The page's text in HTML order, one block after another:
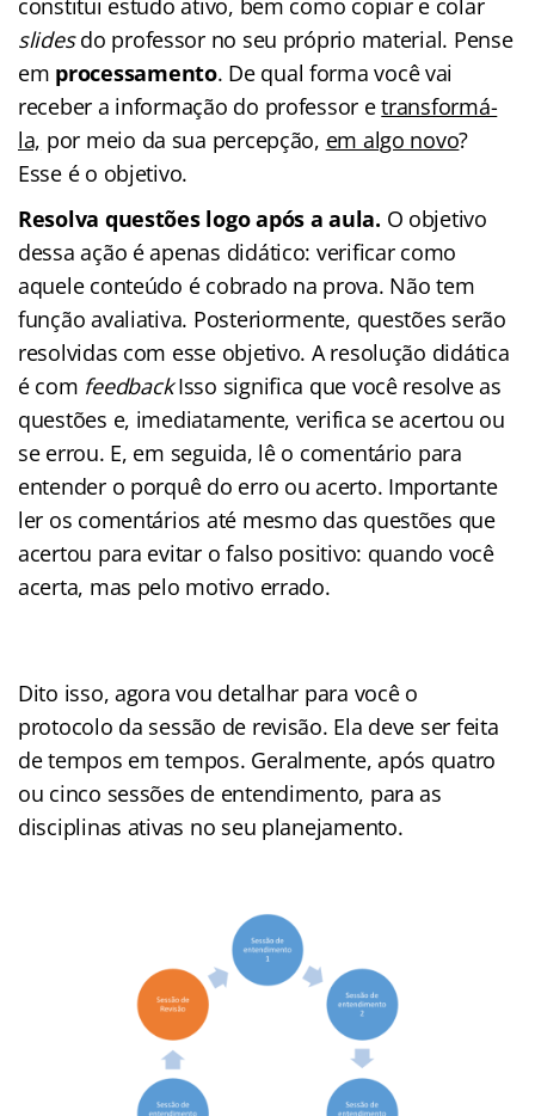
constitui estudo ativo, bem como copiar e colar
slidesdo professor no seu próprio material. Pense
em processamento. De qual forma você vai
receber a informação do professor etransformá-
la, por meio da sua percepção, em algo novo?
Esse é o objetivo.
Resolva questões logo após a aula. O objetivo
dessa ação é apenas didático: verificar como
aquele conteúdo é cobrado na prova. Não tem
função avaliativa. Posteriormente, questões serão
resolvidas com esse objetivo. A resolução didática
é com feedbackIsso significa que você resolve as
questões e, imediatamente, verifica se acertou ou
se errou. E, em seguida, lê o comentário para
entender o porquê do erro ou acerto. Importante
ler os comentários até mesmo das questões que
acertou para evitar o falso positivo: quando você
acerta, mas pelo motivo errado.
Dito isso, agora vou detalhar para você o
protocolo da sessão de revisão. Ela deve ser feita
de tempos em tempos. Geralmente, após quatro
ou cinco sessões de entendimento, para as
disciplinas ativas no seu planejamento.